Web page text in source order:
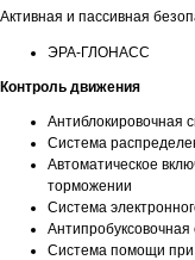
Активная и пассивная
ЭРА-ГЛОНАСС
Контроль движения
Антиблокировочная
Система
Автоматическое
торможении
Система
Антипробуксовочная
Система помощи при